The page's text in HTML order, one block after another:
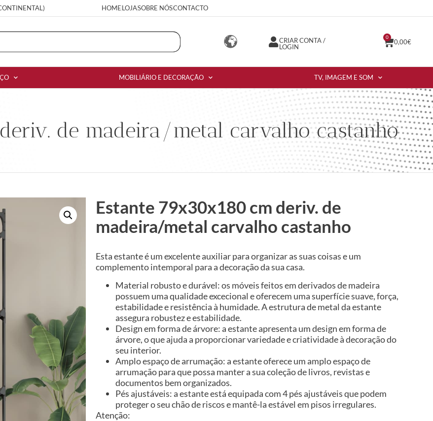
HOMELOJASOBRE NÓSCONTACTO
CRIAR CONTA /
LOGIN
0,00€
0
MOBILIÁRIO E DECORAÇÃO TV, IMAGEM E SOM
de madeira/metal carvalho castanho
Estante 79x30x180 cm deriv. de
madeira/metal carvalho castanho
Esta estante é um excelente auxiliar para organizar as suas coisas e um
complemento intemporal para a decoração da sua casa.
Material robusto e durável: os móveis feitos em derivados de madeira
possuem uma qualidade excecional e oferecem uma superfície suave, força,
estabilidade e resistência à humidade. A estrutura de metal da estante
assegura robustez e estabilidade.
Design em forma de árvore: a estante apresenta um design em forma de
árvore, o que ajuda a proporcionar variedade e criatividade à decoração do
seu interior.
Amplo espaço de arrumação: a estante oferece um amplo espaço de
arrumação para que possa manter a sua coleção de livros, revistas e
documentos bem organizados.
Pés ajustáveis: a estante está equipada com 4 pés ajustáveis que podem
proteger o seu chão de riscos e mantê-la estável em pisos irregulares.
Atenção: